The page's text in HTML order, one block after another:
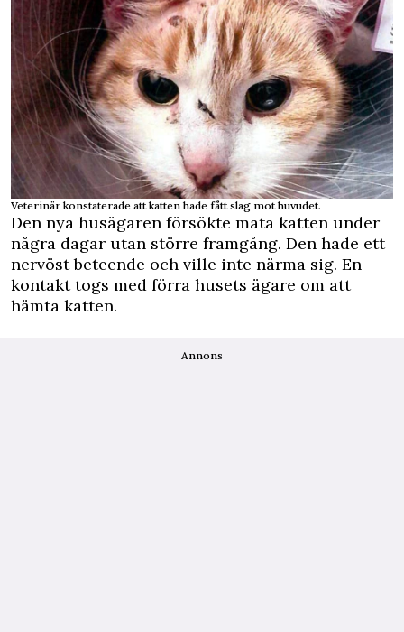
Veterinär konstaterade att katten hade fått slag mot huvudet.
Den nya husägaren försökte mata katten under
några dagar utan större framgång. Den hade ett
nervöst beteende och ville inte närma sig. En
kontakt togs med förra husets ägare om att
hämta katten.
Annons